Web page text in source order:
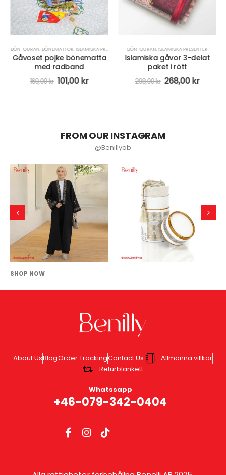
BÖN-QURAN, BÖNEMATTOR, ISLAMISKA PRESENTER RADBAND/MISBAHA
Gåvoset pojke bönematta
med radband
169,00kr 101,00kr
BÖN-QURAN, ISLAMISKA PRESENTER
Islamiska gåvor 3-delat
paket i rött
298,00kr 268,00kr
FROM OUR INSTAGRAM
@Benillyab
SHOP NOW
About UsBlogOrder TrackingContact Us
Allmänna villkor
Returblankett
Whatssapp
+46-079-342-0404